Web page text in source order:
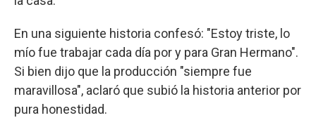
En una siguiente historia confesó: "Estoy triste, lo
mío fue trabajar cada día por y para Gran Hermano".
Si bien dijo que la producción "siempre fue
maravillosa", aclaró que subió la historia anterior por
pura honestidad.